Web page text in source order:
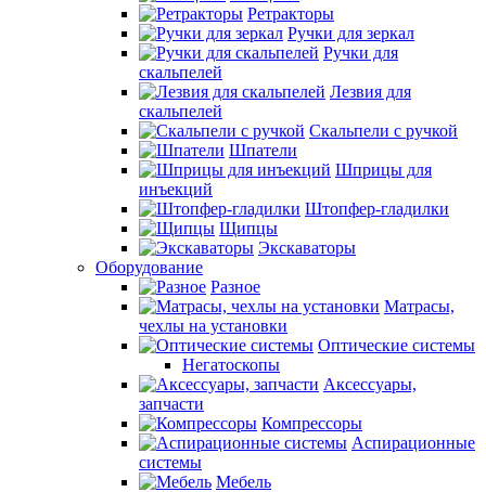
Ретракторы
Ручки для зеркал
Ручки для
скальпелей
Лезвия для
скальпелей
Скальпели с ручкой
Шпатели
Шприцы для
инъекций
Штопфер-гладилки
Щипцы
Экскаваторы
Оборудование
Разное
Матрасы,
чехлы на установки
Оптические системы
Негатоскопы
Аксессуары,
запчасти
Компрессоры
Аспирационные
системы
Мебель